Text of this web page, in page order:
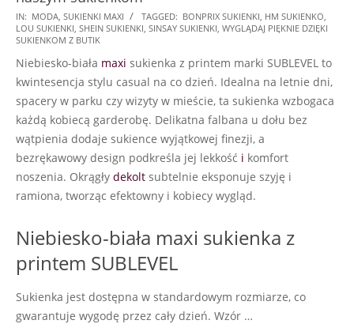
2024-
06-
IN: MODA SUKIENKI MAXI TAGGED: BONPRIX SUKIENKI HM SUKIENKO
LOU SUKIENKI SHEIN SUKIENKI SINSAY SUKIENKI WYGLĄDAJ PIĘKNIE DZIĘKI
SUKIENKOM Z BUTIK
Niebiesko-biała maxi sukienka z printem marki SUBLEVEL to
kwintesencja stylu casual na co dzień. Idealna na letnie dni,
spacery w parku czy wizyty w mieście, ta sukienka wzbogaca
każdą kobiecą garderobę. Delikatna falbana u dołu bez
wątpienia dodaje sukience wyjątkowej finezji, a
bezrękawowy design podkreśla jej lekkość i komfort
noszenia. Okrągły dekolt subtelnie eksponuje szyję i
ramiona, tworząc efektowny i kobiecy wygląd.
Niebiesko-biała maxi sukienka z
printem SUBLEVEL
Sukienka jest dostępna w standardowym rozmiarze, co
gwarantuje wygodę przez cały dzień. Wzór …